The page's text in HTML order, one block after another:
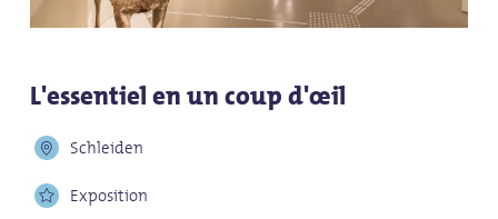
L'essentiel en un coup d'œil
Schleiden
Exposition